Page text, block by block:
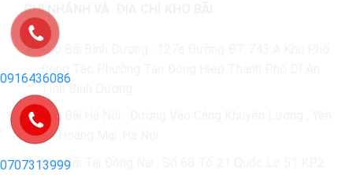
CHI NHÁNH VÀ ĐỊA CHỈ KHO BÃI
Kho Bãi Bình Dương : 127a Đường ĐT 743 A Khu Phố
Kho Bãi Hà Nội : Đường Vào Cảng Khuyến Lương , Yên
Sở Hoàng Mai ,Hà Nội
Kho Bãi Tại Đồng Nai : Số 68 Tổ 21 Quốc Lộ 51 KP2
0916436086
0707313999